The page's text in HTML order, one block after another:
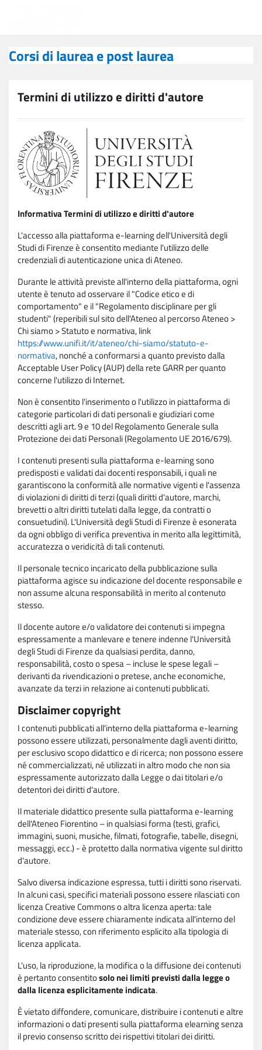
Corsi di laurea e post laurea
Termini di utilizzo e diritti d'autore
Informativa Termini di utilizzo e diritti d'autore
L'accesso alla piattaforma e-learning dell'Università degli
Studi di Firenze è consentito mediante l'utilizzo delle
credenziali di autenticazione unica di Ateneo.
Durante le attività previste all'interno della piattaforma, ogni
utente è tenuto ad osservare il "Codice etico e di
comportamento" e il "Regolamento disciplinare per gli
studenti" (reperibili sul sito dell'Ateneo al percorso Ateneo >
Chi siamo > Statuto e normativa, link
https://www.unifi.it/it/ateneo/chi-siamo/statuto-e-
normativa, nonché a conformarsi a quanto previsto dalla
Acceptable User Policy (AUP) della rete GARR per quanto
concerne l'utilizzo di Internet.
Non è consentito l'inserimento o l'utilizzo in piattaforma di
categorie particolari di dati personali e giudiziari come
descritti agli art. 9 e 10 del Regolamento Generale sulla
Protezione dei dati Personali (Regolamento UE 2016/679).
I contenuti presenti sulla piattaforma e-learning sono
predisposti e validati dai docenti responsabili, i quali ne
garantiscono la conformità alle normative vigenti e l'assenza
di violazioni di diritti di terzi (quali diritti d'autore, marchi,
brevetti o altri diritti tutelati dalla legge, da contratti o
consuetudini). L'Università degli Studi di Firenze è esonerata
da ogni obbligo di verifica preventiva in merito alla legittimità,
accuratezza o veridicità di tali contenuti.
Il personale tecnico incaricato della pubblicazione sulla
piattaforma agisce su indicazione del docente responsabile e
non assume alcuna responsabilità in merito al contenuto
stesso.
Il docente autore e/o validatore dei contenuti si impegna
espressamente a manlevare e tenere indenne l'Università
degli Studi di Firenze da qualsiasi perdita, danno,
responsabilità, costo o spesa – incluse le spese legali –
derivanti da rivendicazioni o pretese, anche economiche,
avanzate da terzi in relazione ai contenuti pubblicati.
Disclaimer copyright
I contenuti pubblicati all'interno della piattaforma e-learning
possono essere utilizzati, personalmente dagli aventi diritto,
per esclusivo scopo didattico e di ricerca; non possono essere
né commercializzati, né utilizzati in altro modo che non sia
espressamente autorizzato dalla Legge o dai titolari e/o
detentori dei diritti d'autore.
Il materiale didattico presente sulla piattaforma e-learning
dell'Ateneo Fiorentino – in qualsiasi forma (testi, grafici,
immagini, suoni, musiche, filmati, fotografie, tabelle, disegni,
messaggi, ecc.) - è protetto dalla normativa vigente sul diritto
d'autore.
Salvo diversa indicazione espressa, tutti i diritti sono riservati.
In alcuni casi, specifici materiali possono essere rilasciati con
licenza Creative Commons o altra licenza aperta: tale
condizione deve essere chiaramente indicata all'interno del
materiale stesso, con riferimento esplicito alla tipologia di
licenza applicata.
L'uso, la riproduzione, la modifica o la diffusione dei contenuti
è pertanto consentitosolo nei limiti previsti dalla legge o
dalla licenza esplicitamente indicata.
È vietato diffondere, comunicare, distribuire i contenuti e altre
informazioni o dati presenti sulla piattaforma elearning senza
il previo consenso scritto dei rispettivi titolari dei diritti.